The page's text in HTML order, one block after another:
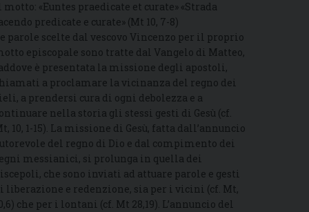
motto: «Euntes praedicate et curate» «Strada
predicate e curate» (Mt 10, 7-8)
parole scelte dal vescovo Vincenzo per il proprio
episcopale sono tratte dal Vangelo di Matteo,
è presentata la missione degli apostoli,
a proclamare la vicinanza del regno dei
a prendersi cura di ogni debolezza e a
nella storia gli stessi gesti di Gesù (cf.
10, 1-15). La missione di Gesù, fatta dall’annuncio
del regno di Dio e dal compimento dei
messianici, si prolunga in quella dei
che sono inviati ad attuare parole e gesti
liberazione e redenzione, sia per i vicini (cf. Mt,
che per i lontani (cf. Mt 28,19). L’annuncio del